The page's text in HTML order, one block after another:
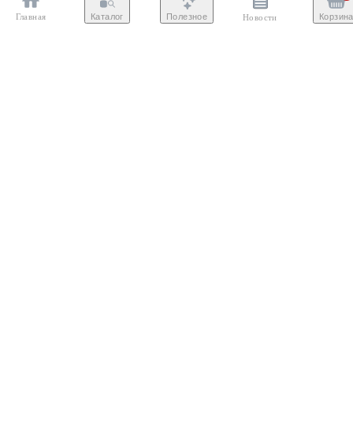
Главная Каталог Полезное Новости Корзина